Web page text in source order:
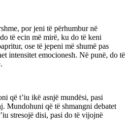
por jeni të përhumbur në
të ecin më mirë, ku do të keni
ose të jepeni më shumë pas
intensitet emocionesh. Në punë, do të
që t’iu ikë asnjë mundësi, pasi
Mundohuni që të shmangni debatet
stresojë disi, pasi do të vijojnë